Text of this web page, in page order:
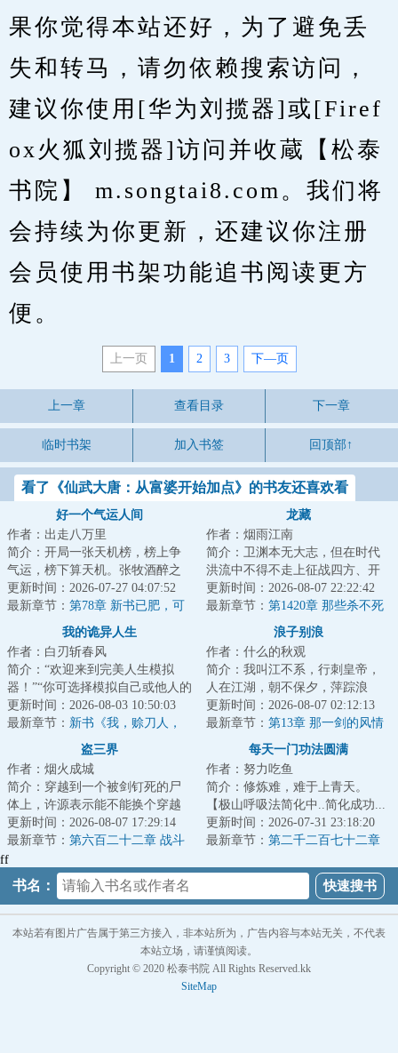
果你觉得本站还好，为了避免丢
失和转马，请勿依赖搜索访问，
建议你使用[华为刘揽器]或[Firef
ox火狐刘揽器]访问并收蔵【松泰
书院】 m.songtai8.com。我们将
会持续为你更新，还建议你注册
会员使用书架功能追书阅读更方
便。
上一页 1 2 3 下—页
上一章 查看目录 下一章
临时书架 加入书签 回顶部↑
看了《仙武大唐：从富婆开始加点》的书友还喜欢看
好一个气运人间
作者：出走八万里
简介：开局一张天机榜，榜上争
气运，榜下算天机。张牧酒醉之
间，穿越到了这个聚气运，修武
道的世界。有人...
更新时间：2026-07-27 04:07:52
最新章节： 第78章 新书已肥，可
龙藏
作者：烟雨江南
简介：卫渊本无大志，但在时代
洪流中不得不走上征战四方、开
疆辟土之路，直至关山踏尽，未
曾白头。不正经...
更新时间：2026-08-07 22:22:42
最新章节： 第1420章 那些杀不死
我的诡异人生
作者：白刃斩春风
简介：“欢迎来到完美人生模拟
器！”“你可选择模拟自己或他人的
人生，以此寻求诸多人生难题的
解决方案！...
更新时间：2026-08-03 10:50:03
最新章节： 新书《我，赊刀人，
斗鬼神》已发
浪子别浪
作者：什么的秋观
简介：我叫江不系，行刺皇帝，
人在江湖，朝不保夕，萍踪浪
迹。他们都管我叫浪子，最开始
我以为是因我飘零...
更新时间：2026-08-07 02:12:13
最新章节： 第13章 那一剑的风情
盗三界
作者：烟火成城
简介：穿越到一个被剑钉死的尸
体上，许源表示能不能换个穿越
对象，否则自己一附身就又又又
死了。面对这位...
更新时间：2026-08-07 17:29:14
最新章节： 第六百二十二章 战斗
的原本结局！
每天一门功法圆满
作者：努力吃鱼
简介：修炼难，难于上青天。
【极山呼吸法简化中..简化成功...
极山呼吸法→呼吸!】陈斐深吸了
一口气。【极...
更新时间：2026-07-31 23:18:20
最新章节： 第二千二百七十二章
ff
书名：
本站若有图片广告属于第三方接入，非本站所为，广告内容与本站无关，不代表
本站立场，请谨慎阅读。
Copyright © 2020 松泰书院 All Rights Reserved.kk
SiteMap